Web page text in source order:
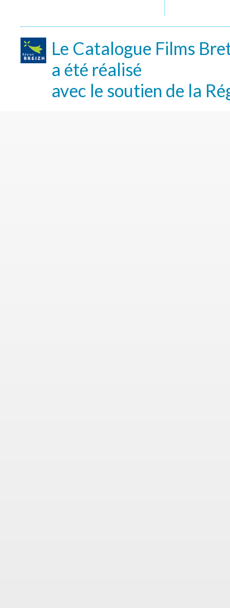
Le Catalogue Films
a été réalisé
avec le soutien de la